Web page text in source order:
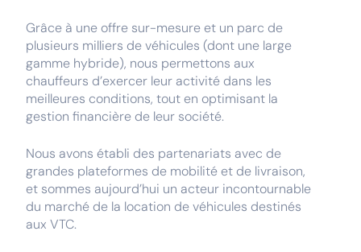
Grâce à une offre sur-mesure et un parc de
plusieurs milliers de véhicules (dont une large
gamme hybride), nous permettons aux
chauffeurs d’exercer leur activité dans les
meilleures conditions, tout en optimisant la
gestion financière de leur société.
Nous avons établi des partenariats avec de
grandes plateformes de mobilité et de livraison,
et sommes aujourd’hui un acteur incontournable
du marché de la location de véhicules destinés
aux VTC.